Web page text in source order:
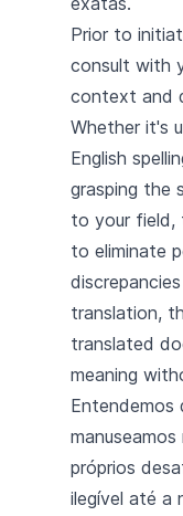
Prior to
consult with
context and
Whether it's
English
grasping the
to your field,
to eliminate
translation,
translated
meaning
Entendemos
próprios
ilegível até a